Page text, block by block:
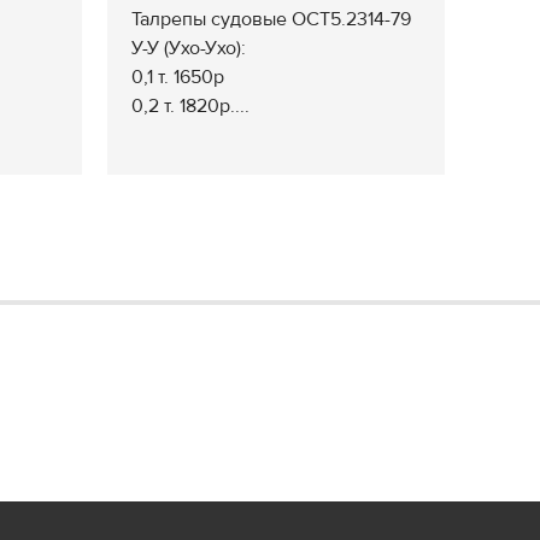
Талрепы судовые ОСТ5.2314-79
У-У (Ухо-Ухо):
0,1 т. 1650р
0,2 т. 1820р....